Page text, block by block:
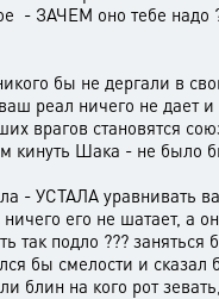
- ЗАЧЕМ оно тебе надо
бы не дергали в
реал ничего не дает
врагов становятся
кинуть Шака - не было
- УСТАЛА уравнивать
его не шатает,
подло ??? заняться
бы смелости и
на кого рот